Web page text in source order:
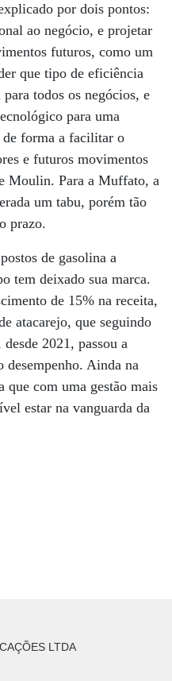
por dois pontos:
ao negócio, e projetar
futuros, como um
que tipo de eficiência
todos os negócios, e
para uma
de forma a facilitar o
e futuros movimentos
Moulin. Para a Muffato, a
um tabu, porém tão
prazo.
de gasolina a
tem deixado sua marca.
de 15% na receita,
atacarejo, que seguindo
2021, passou a
desempenho. Ainda na
com uma gestão mais
estar na vanguarda da
LTDA